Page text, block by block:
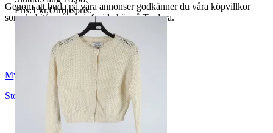
Genom att buda på våra annonser godkänner du våra köpvillkor
som du hittar på vår infosida här på Tradera.
Myrorna
Stockholm
Sverige
Pris:1 kr,Utropspris.